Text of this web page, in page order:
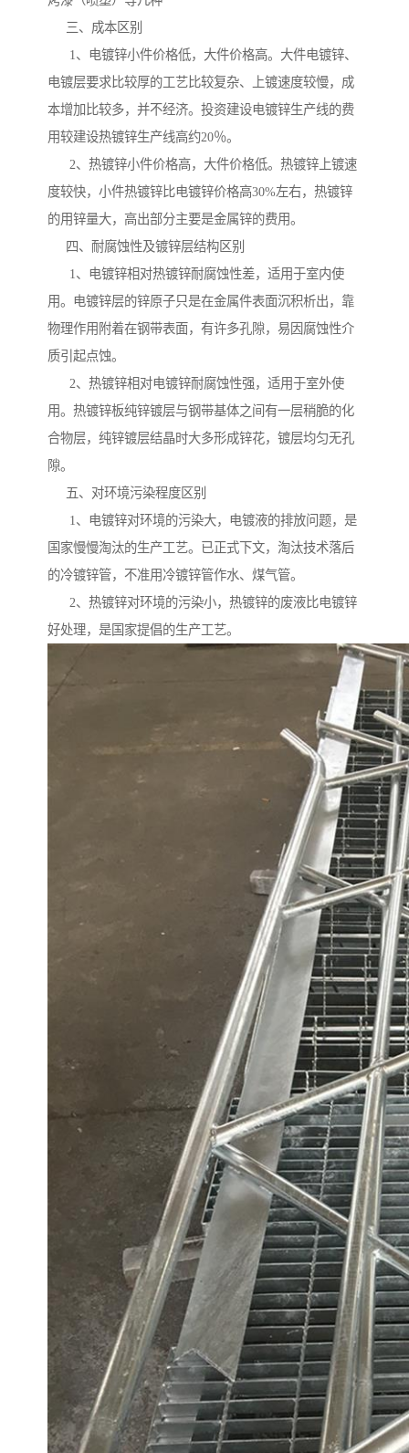
三、成本区别
1、电镀锌小件价格低，大件价格高。大件电镀锌、
电镀层要求比较厚的工艺比较复杂、上镀速度较慢，成
本增加比较多，并不经济。投资建设电镀锌生产线的费
用较建设热镀锌生产线高约20％。
2、热镀锌小件价格高，大件价格低。热镀锌上镀速
度较快，小件热镀锌比电镀锌价格高30%左右，热镀锌
的用锌量大，高出部分主要是金属锌的费用。
四、耐腐蚀性及镀锌层结构区别
1、电镀锌相对热镀锌耐腐蚀性差，适用于室内使
用。电镀锌层的锌原子只是在金属件表面沉积析出，靠
物理作用附着在钢带表面，有许多孔隙，易因腐蚀性介
质引起点蚀。
2、热镀锌相对电镀锌耐腐蚀性强，适用于室外使
用。热镀锌板纯锌镀层与钢带基体之间有一层稍脆的化
合物层，纯锌镀层结晶时大多形成锌花，镀层均匀无孔
隙。
五、对环境污染程度区别
1、电镀锌对环境的污染大，电镀液的排放问题，是
国家慢慢淘汰的生产工艺。已正式下文，淘汰技术落后
的冷镀锌管，不准用冷镀锌管作水、煤气管。
2、热镀锌对环境的污染小，热镀锌的废液比电镀锌
好处理，是国家提倡的生产工艺。